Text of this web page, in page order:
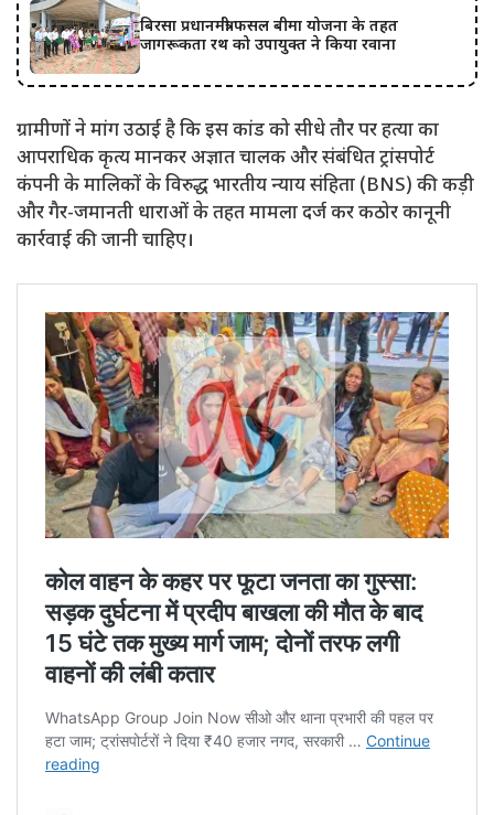
बिरसा प्रधानमंत्री फसल बीमा योजना के तहत
जागरूकता रथ को उपायुक्त ने किया रवाना
ग्रामीणों ने मांग उठाई है कि इस कांड को सीधे तौर पर हत्या का
आपराधिक कृत्य मानकर अज्ञात चालक और संबंधित ट्रांसपोर्ट
कंपनी के मालिकों के विरुद्ध भारतीय न्याय संहिता (BNS) की कड़ी
और गैर-जमानती धाराओं के तहत मामला दर्ज कर कठोर कानूनी
कार्रवाई की जानी चाहिए।